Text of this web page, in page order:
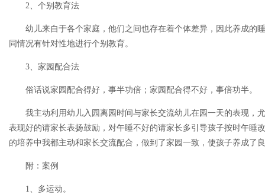
2、个别教育法
幼儿来自于各个家庭，他们之间也存在着个体差异，因此养成的
同情况有针对性地进行个别教育。
3、家园配合法
俗话说家园配合得好，事半功倍；家园配合得不好，事倍功半。
我主动利用幼儿入园离园时间与家长交流幼儿在园一天的表现，
表现好的请家长表扬鼓励，对午睡不好的请家长多引导孩子按时午睡
的培养中我都主动和家长交流配合，做到了家园一致，使孩子养成了
附：案例
1、多运动。